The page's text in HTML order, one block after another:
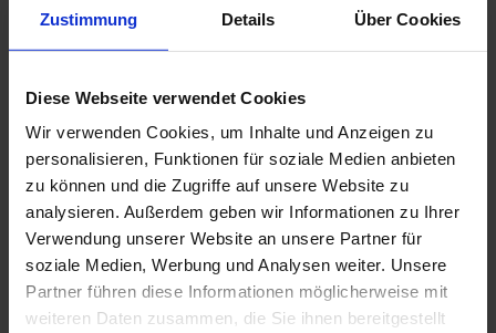
Zustimmung Details Über Cookies
Diese Webseite verwendet Cookies
Wir verwenden Cookies, um Inhalte und Anzeigen zu
personalisieren, Funktionen für soziale Medien anbieten
zu können und die Zugriffe auf unsere Website zu
analysieren. Außerdem geben wir Informationen zu Ihrer
Verwendung unserer Website an unsere Partner für
soziale Medien, Werbung und Analysen weiter. Unsere
Partner führen diese Informationen möglicherweise mit
weiteren Daten zusammen, die Sie ihnen bereitgestellt
Mindestlohngesetz
Urteil des Bundesgerichtshofs: GOÄ und GOZ –
Personen
Wege in die Niederlassung
Praxisgründung / Praxisabgabe
Weiterbildung
Praxisteam
Übersicht
Ausbildung zur/zum ZFA
Allgemeine Informationen zur Ausbildung
Aktuelle Prüfungstermine
Ausbildungsverkürzung: Das müssen Zahnärzte